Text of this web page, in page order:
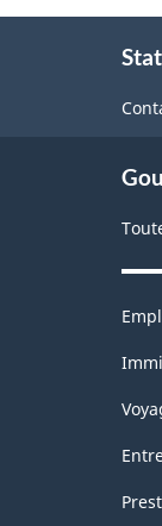
-
-